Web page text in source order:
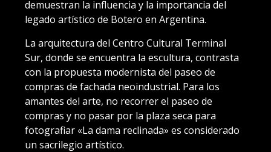
demuestran la influencia y la importancia del
legado artístico de Botero en Argentina.
La arquitectura del Centro Cultural Terminal
Sur, donde se encuentra la escultura, contrasta
con la propuesta modernista del paseo de
compras de fachada neoindustrial. Para los
amantes del arte, no recorrer el paseo de
compras y no pasar por la plaza seca para
fotografiar «La dama reclinada» es considerado
un sacrilegio artístico.